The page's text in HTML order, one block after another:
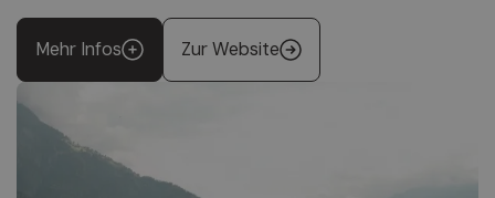
Mehr Infos Zur Website